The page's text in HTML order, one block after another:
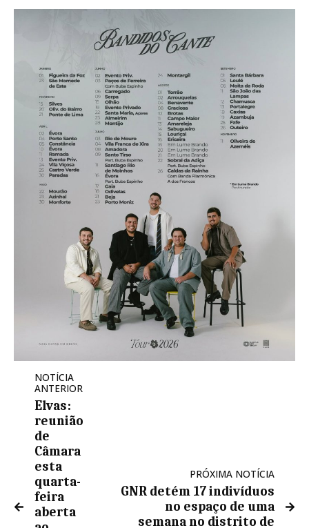
NOTÍCIA
ANTERIOR
Elvas:
reunião
de
Câmara
esta
quarta-
feira
aberta
PRÓXIMA NOTÍCIA
GNR detém 17 indivíduos
no espaço de uma
semana no distrito de